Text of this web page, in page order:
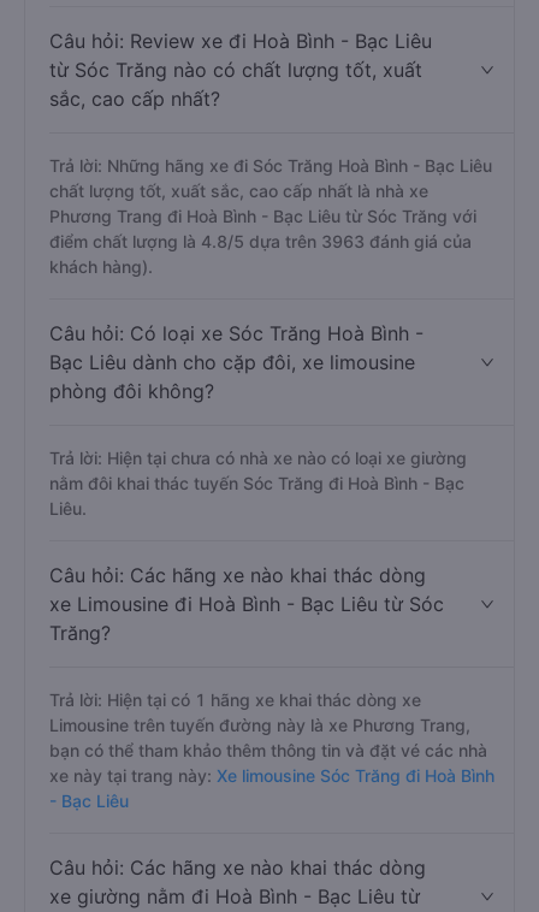
Câu hỏi: Review xe đi Hoà Bình - Bạc Liêu
từ Sóc Trăng nào có chất lượng tốt, xuất
sắc, cao cấp nhất?
Trả lời: Những hãng xe đi Sóc Trăng Hoà Bình - Bạc Liêu
chất lượng tốt, xuất sắc, cao cấp nhất là nhà xe
Phương Trang đi Hoà Bình - Bạc Liêu từ Sóc Trăng với
điểm chất lượng là 4.8/5 dựa trên 3963 đánh giá của
khách hàng).
Câu hỏi: Có loại xe Sóc Trăng Hoà Bình -
Bạc Liêu dành cho cặp đôi, xe limousine
phòng đôi không?
Trả lời: Hiện tại chưa có nhà xe nào có loại xe giường
nằm đôi khai thác tuyến Sóc Trăng đi Hoà Bình - Bạc
Liêu.
Câu hỏi: Các hãng xe nào khai thác dòng
xe Limousine đi Hoà Bình - Bạc Liêu từ Sóc
Trăng?
Trả lời: Hiện tại có 1 hãng xe khai thác dòng xe
Limousine trên tuyến đường này là xe Phương Trang,
bạn có thể tham khảo thêm thông tin và đặt vé các nhà
xe này tại trang này: Xe limousine Sóc Trăng đi Hoà Bình
- Bạc Liêu
Câu hỏi: Các hãng xe nào khai thác dòng
xe giường nằm đi Hoà Bình - Bạc Liêu từ